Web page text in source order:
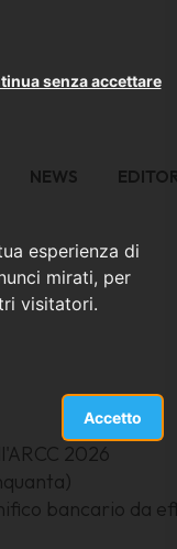
esperienza di
mirati, per
visitatori.
Accetto
senza accettare
NEWS
2026
bancario da